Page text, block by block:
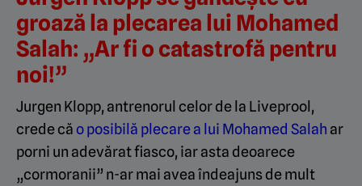
groază la plecarea lui Mohamed
Salah: „Ar fi o catastrofă pentru
noi!”
Jurgen Klopp, antrenorul celor de la Liveprool,
crede că o posibilă plecare a lui Mohamed Salah ar
porni un adevărat fiasco, iar asta deoarece
„cormoranii” n-ar mai avea îndeajuns de mult